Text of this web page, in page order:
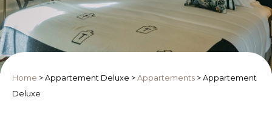
Home > Appartement Deluxe > Appartements > Appartement
Deluxe